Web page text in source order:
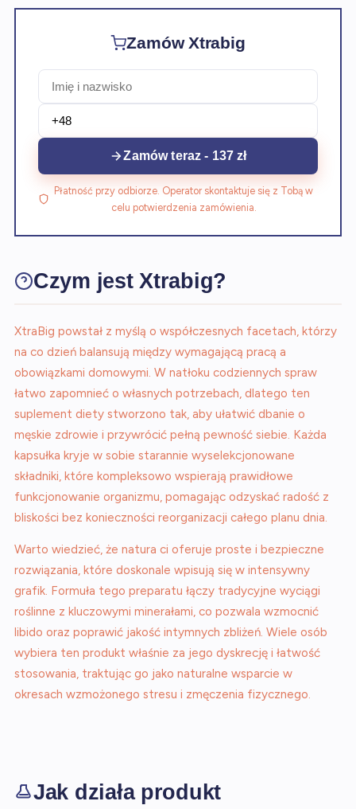
Zamów Xtrabig
Zamów teraz - 137 zł
Płatność przy odbiorze. Operator skontaktuje się z Tobą w
celu potwierdzenia zamówienia.
Czym jest Xtrabig?
XtraBig powstał z myślą o współczesnych facetach, którzy
na co dzień balansują między wymagającą pracą a
obowiązkami domowymi. W natłoku codziennych spraw
łatwo zapomnieć o własnych potrzebach, dlatego ten
suplement diety stworzono tak, aby ułatwić dbanie o
męskie zdrowie i przywrócić pełną pewność siebie. Każda
kapsułka kryje w sobie starannie wyselekcjonowane
składniki, które kompleksowo wspierają prawidłowe
funkcjonowanie organizmu, pomagając odzyskać radość z
bliskości bez konieczności reorganizacji całego planu dnia.
Warto wiedzieć, że natura ci oferuje proste i bezpieczne
rozwiązania, które doskonale wpisują się w intensywny
grafik. Formuła tego preparatu łączy tradycyjne wyciągi
roślinne z kluczowymi minerałami, co pozwala wzmocnić
libido oraz poprawić jakość intymnych zbliżeń. Wiele osób
wybiera ten produkt właśnie za jego dyskrecję i łatwość
stosowania, traktując go jako naturalne wsparcie w
okresach wzmożonego stresu i zmęczenia fizycznego.
Jak działa produkt